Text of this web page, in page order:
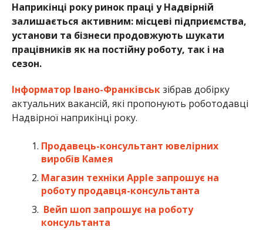
Наприкінці року ринок праці у Надвірній
залишається активним: місцеві підприємства,
установи та бізнеси продовжують шукати
працівників як на постійну роботу, так і на
сезон.
Інформатор Івано-Франківськзібрав добірку
актуальних вакансій, які пропонують роботодавці
Надвірної наприкінці року.
Продавець-консультант ювелірних
виробів Камея
Магазин техніки Apple запрошує на
роботу продавця-консультанта
Вейп шоп запрошує на роботу
консультанта